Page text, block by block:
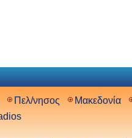
Πελ/νησος
Μακεδονία